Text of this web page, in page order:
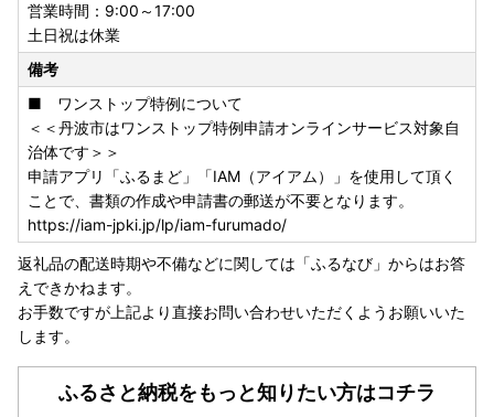
営業時間：9:00～17:00
土日祝は休業
備考
■ ワンストップ特例について
＜＜丹波市はワンストップ特例申請オンラインサービス対象自
治体です＞＞
申請アプリ「ふるまど」「IAM（アイアム）」を使用して頂く
ことで、書類の作成や申請書の郵送が不要となります。
https://iam-jpki.jp/lp/iam-furumado/
返礼品の配送時期や不備などに関しては「ふるなび」からはお答
えできかねます。
お手数ですが上記より直接お問い合わせいただくようお願いいた
します。
ふるさと納税をもっと知りたい方はコチラ